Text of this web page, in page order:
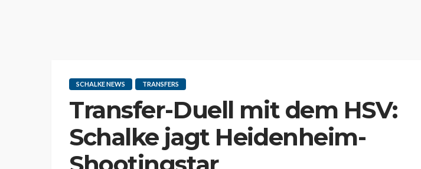
SCHALKE NEWS TRANSFERS
Transfer-Duell mit dem HSV:
Schalke jagt Heidenheim-